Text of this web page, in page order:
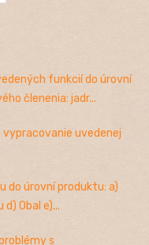
funkcií do úrovní
členenia: jadr...
vypracovanie uvedenej
do úrovní produktu: a)
Obal e)...
s